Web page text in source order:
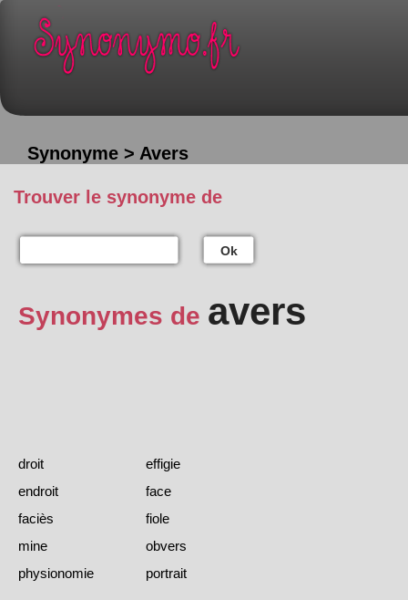
Synonyme > Avers
Trouver le synonyme de
Ok
Synonymes de avers
droit
effigie
endroit
face
faciès
fiole
mine
obvers
physionomie
portrait